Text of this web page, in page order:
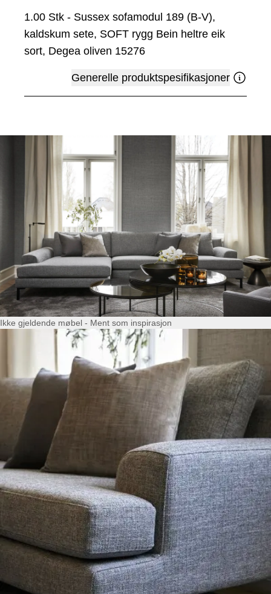
1.00 Stk - Sussex sofamodul 189 (B-V),
kaldskum sete, SOFT rygg Bein heltre eik
sort, Degea oliven 15276
Generelle produktspesifikasjoner
Ikke gjeldende møbel - Ment som inspirasjon